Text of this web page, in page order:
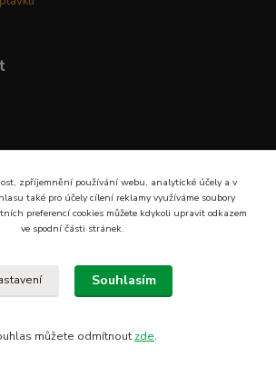
u nás? Jsme na trhu již od roku 1990.
zpříjemnění používání webu, analytické účely a v
také pro účely cílení reklamy využíváme soubory
preferencí cookies můžete kdykoli upravit odkazem
ve spodní části stránek.
Souhlasím
můžete odmítnout zde.